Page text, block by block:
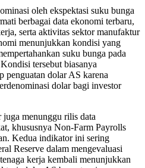
oleh ekspektasi suku bunga
berbagai data ekonomi terbaru,
serta aktivitas sektor manufaktur
menunjukkan kondisi yang
suku bunga pada
tersebut biasanya
penguatan dolar AS karena
dolar bagi investor
juga menunggu rilis data
khususnya Non-Farm Payrolls
Kedua indikator ini sering
Reserve dalam mengevaluasi
kerja kembali menunjukkan